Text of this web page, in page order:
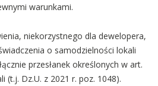
warunkami.
niekorzystnego dla dewelopera,
o samodzielności lokali
przesłanek określonych w art.
(t.j. Dz.U. z 2021 r. poz. 1048).